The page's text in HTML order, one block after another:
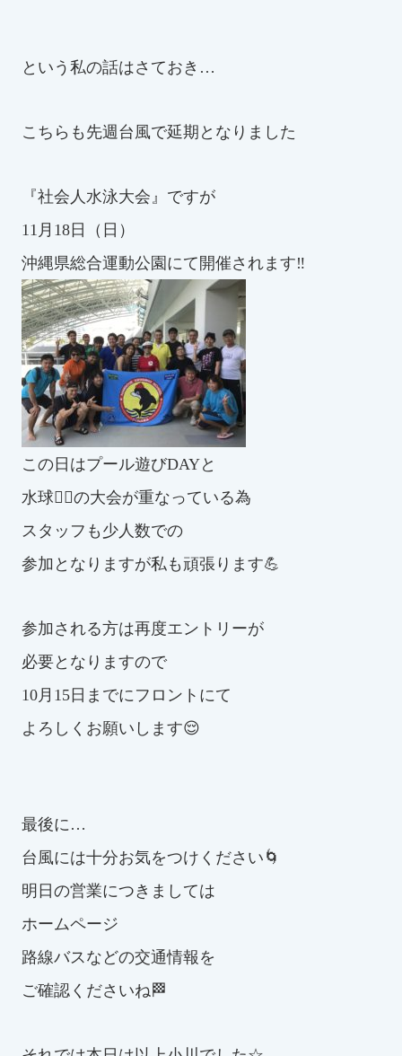
という私の話はさておき…
こちらも先週台風で延期となりました
『社会人水泳大会』ですが
11月18日（日）
沖縄県総合運動公園にて開催されます‼️
この日はプール遊びDAYと
水球🤽‍♂️の大会が重なっている為
スタッフも少人数での
参加となりますが私も頑張ります💪
参加される方は再度エントリーが
必要となりますので
10月15日までにフロントにて
よろしくお願いします😌
最後に…
台風には十分お気をつけください🌀
明日の営業につきましては
ホームページ
路線バスなどの交通情報を
ご確認くださいね🏁